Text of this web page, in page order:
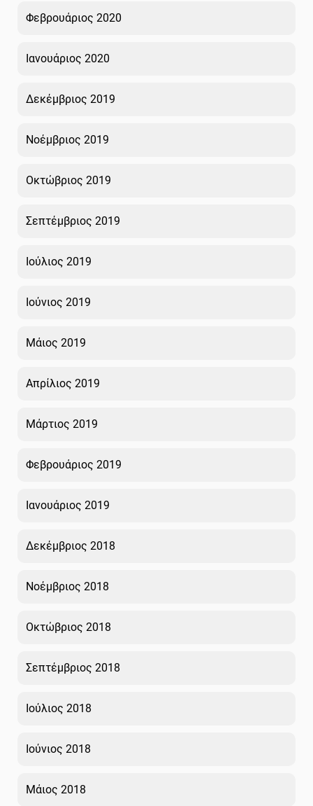
Φεβρουάριος 2020
Ιανουάριος 2020
Δεκέμβριος 2019
Νοέμβριος 2019
Οκτώβριος 2019
Σεπτέμβριος 2019
Ιούλιος 2019
Ιούνιος 2019
Μάιος 2019
Απρίλιος 2019
Μάρτιος 2019
Φεβρουάριος 2019
Ιανουάριος 2019
Δεκέμβριος 2018
Νοέμβριος 2018
Οκτώβριος 2018
Σεπτέμβριος 2018
Ιούλιος 2018
Ιούνιος 2018
Μάιος 2018